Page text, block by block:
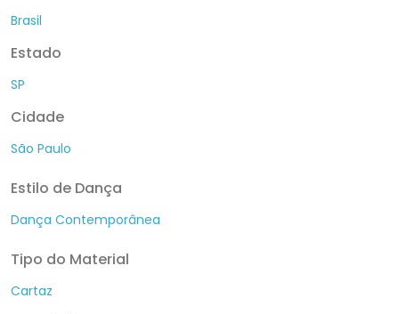
Brasil
Estado
SP
Cidade
São Paulo
Estilo de Dança
Dança Contemporânea
Tipo do Material
Cartaz